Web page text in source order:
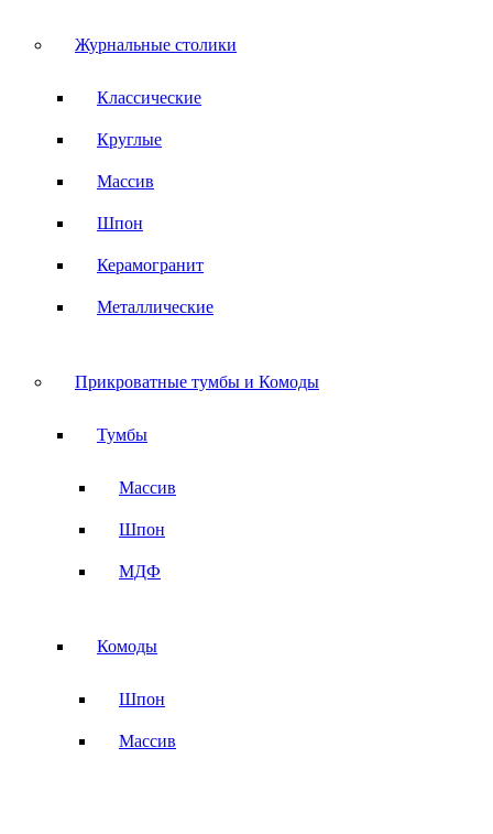
Журнальные столики
Классические
Круглые
Массив
Шпон
Керамогранит
Металлические
Прикроватные тумбы и Комоды
Тумбы
Массив
Шпон
МДФ
Комоды
Шпон
Массив